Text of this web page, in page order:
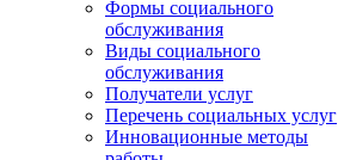
Формы социального
обслуживания
Виды социального
обслуживания
Получатели услуг
Перечень социальных услуг
Инновационные методы